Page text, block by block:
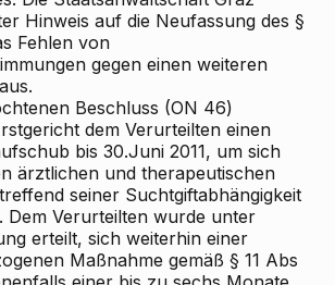
Hinweis auf die Neufassung des §
Fehlen von
gegen einen weiteren
Beschluss (ON 46)
dem Verurteilten einen
bis 30.Juni 2011, um sich
ärztlichen und therapeutischen
seiner Suchtgiftabhängigkeit
Dem Verurteilten wurde unter
erteilt, sich weiterhin einer
Maßnahme gemäß § 11 Abs